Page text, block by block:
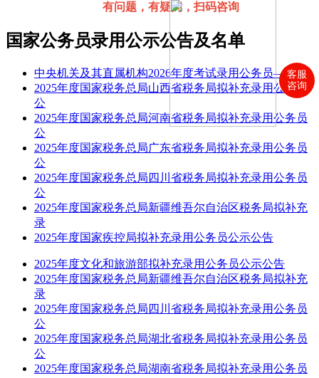
有问题，有疑问，扫码咨询
国家公务员录用公示公告及名单
中央机关及其直属机构2026年度考试录用公务员—公示
2025年度国家税务总局山西省税务局拟补充录用公务员
公
2025年度国家税务总局河南省税务局拟补充录用公务员
公
2025年度国家税务总局广东省税务局拟补充录用公务员
公
2025年度国家税务总局四川省税务局拟补充录用公务员
公
2025年度国家税务总局新疆维吾尔自治区税务局拟补充
录
2025年度国家疾控局拟补充录用公务员公示公告
2025年度文化和旅游部拟补充录用公务员公示公告
2025年度国家税务总局新疆维吾尔自治区税务局拟补充
录
2025年度国家税务总局四川省税务局拟补充录用公务员
公
2025年度国家税务总局湖北省税务局拟补充录用公务员
公
2025年度国家税务总局湖南省税务局拟补充录用公务员
客服
咨询